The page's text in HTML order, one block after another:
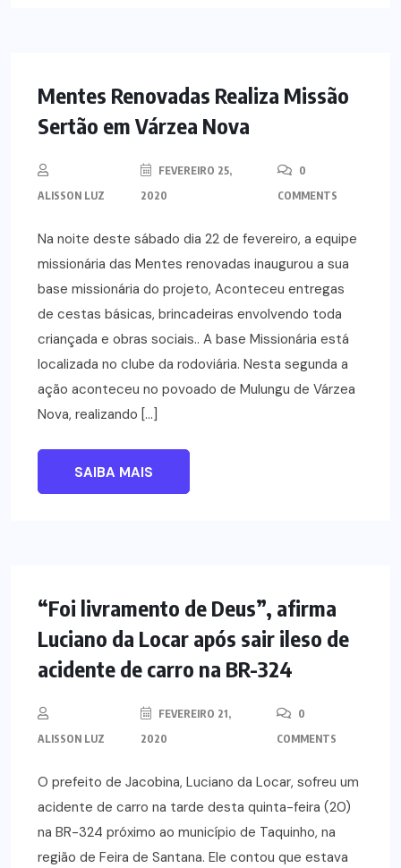
NOTÍCIAS
Mentes Renovadas Realiza Missão
Sertão em Várzea Nova
ALISSON LUZ
FEVEREIRO 25,
2020
0
COMMENTS
Na noite deste sábado dia 22 de fevereiro, a equipe
missionária das Mentes renovadas inaugurou a sua
base missionária do projeto, Aconteceu entregas
de cestas básicas, brincadeiras envolvendo toda
criançada e obras sociais.. A base Missionária está
localizada no clube da rodoviária. Nesta segunda a
ação aconteceu no povoado de Mulungu de Várzea
Nova, realizando […]
SAIBA MAIS
NOTÍCIAS
“Foi livramento de Deus”, afirma
Luciano da Locar após sair ileso de
acidente de carro na BR-324
ALISSON LUZ
FEVEREIRO 21,
2020
0
COMMENTS
O prefeito de Jacobina, Luciano da Locar, sofreu um
acidente de carro na tarde desta quinta-feira (20)
na BR-324 próximo ao município de Taquinho, na
região de Feira de Santana. Ele contou que estava